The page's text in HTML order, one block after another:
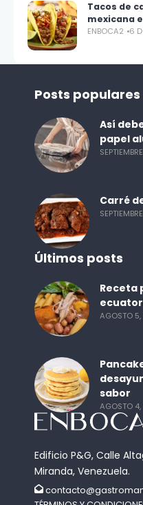
Tacos de
mexicana
ENBOCA2 6
Edificio P&G, Calle
Miranda, Venezuela.
Posts populares
Así
papel
Carré
Últimos posts
Receta
AGOSTO
sabor
AGOSTO